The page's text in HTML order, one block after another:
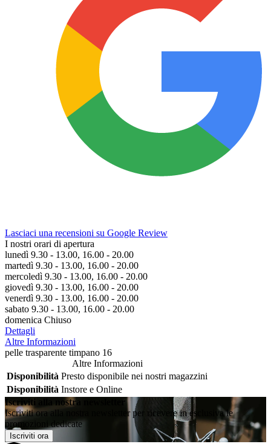
Lasciaci una recensioni su Google Review
I nostri orari di apertura
lunedì 9.30 - 13.00, 16.00 - 20.00
martedì 9.30 - 13.00, 16.00 - 20.00
mercoledì 9.30 - 13.00, 16.00 - 20.00
giovedì 9.30 - 13.00, 16.00 - 20.00
venerdì 9.30 - 13.00, 16.00 - 20.00
sabato 9.30 - 13.00, 16.00 - 20.00
domenica Chiuso
Dettagli
Altre Informazioni
pelle trasparente timpano 16
Altre Informazioni
Disponibilità Presto disponibile nei nostri magazzini
Disponibilità Instore e Online
Iscriviti alla nostra newsletter
Iscriviti ora alla nostra newsletter per ricevere in esclusiva le
promozioni dedicate
Iscriviti ora